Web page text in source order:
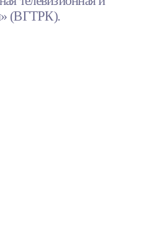
(ВГТРК).